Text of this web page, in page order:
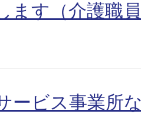
ます（介護職
ービス事業所